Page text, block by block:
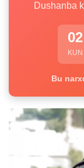
Dushanba
02
KUN
Bu